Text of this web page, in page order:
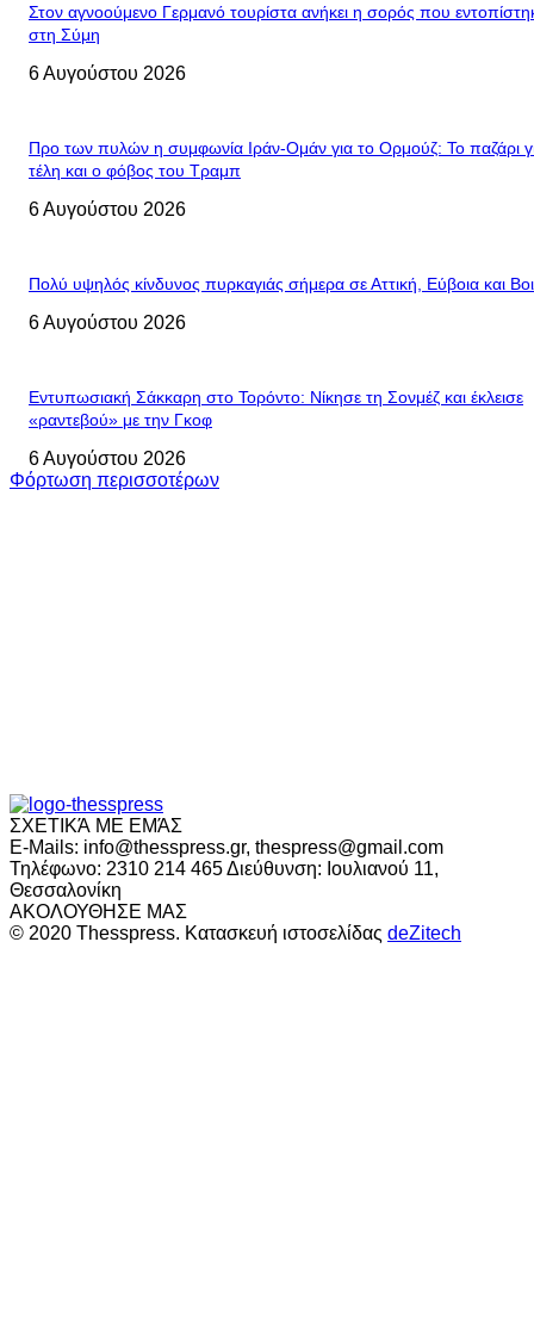
Στον αγνοούμενο Γερμανό τουρίστα ανήκει η σορός που
στη Σύμη
6 Αυγούστου 2026
Προ των πυλών η συμφωνία Ιράν-Ομάν για το Ορμούζ: Το παζάρι
τέλη και ο φόβος του Τραμπ
6 Αυγούστου 2026
Πολύ υψηλός κίνδυνος πυρκαγιάς σήμερα σε Αττική, Εύβοια και
6 Αυγούστου 2026
Εντυπωσιακή Σάκκαρη στο Τορόντο: Νίκησε τη Σονμέζ και έκλεισε
«ραντεβού» με την Γκοφ
6 Αυγούστου 2026
Φόρτωση περισσοτέρων
ΣΧΕΤΙΚΆ ΜΕ ΕΜΆΣ
E-Mails: info@thesspress.gr, thespress@gmail.com
Τηλέφωνο: 2310 214 465 Διεύθυνση: Ιουλιανού 11,
Θεσσαλονίκη
ΑΚΟΛΟΥΘΗΣΕ ΜΑΣ
© 2020 Thesspress. Κατασκευή ιστοσελίδας deZitech